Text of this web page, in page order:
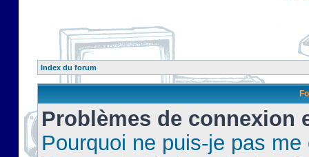
Index du forum
Problèmes de connexion
Pourquoi ne puis-je pas